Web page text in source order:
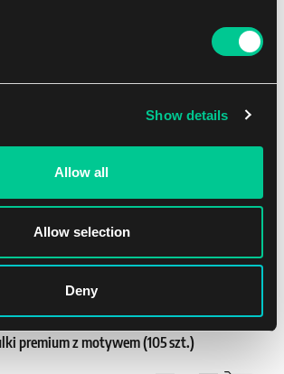
Show details
Allow all
Allow selection
Deny
Super Heroes: "The Fantastic Four"
premium z motywem (105 szt.)